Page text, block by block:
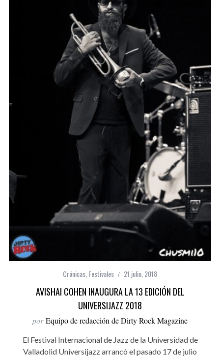
Crónicas,Festivales 21 julio, 2018
AVISHAI COHEN INAUGURA LA 13 EDICIÓN DEL
UNIVERSIJAZZ 2018
por Equipo de redacción de Dirty Rock Magazine
El Festival Internacional de Jazz de la Universidad de
Valladolid Universijazz arrancó el pasado 17 de julio